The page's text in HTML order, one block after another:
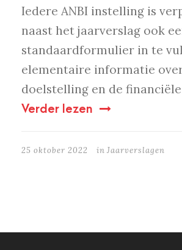
Iedere ANBI instelling is
naast het jaarverslag ook
standaardformulier in te
elementaire informatie
doelstelling en de financiële
Verder lezen
25 oktober 2022 in Jaarverslagen